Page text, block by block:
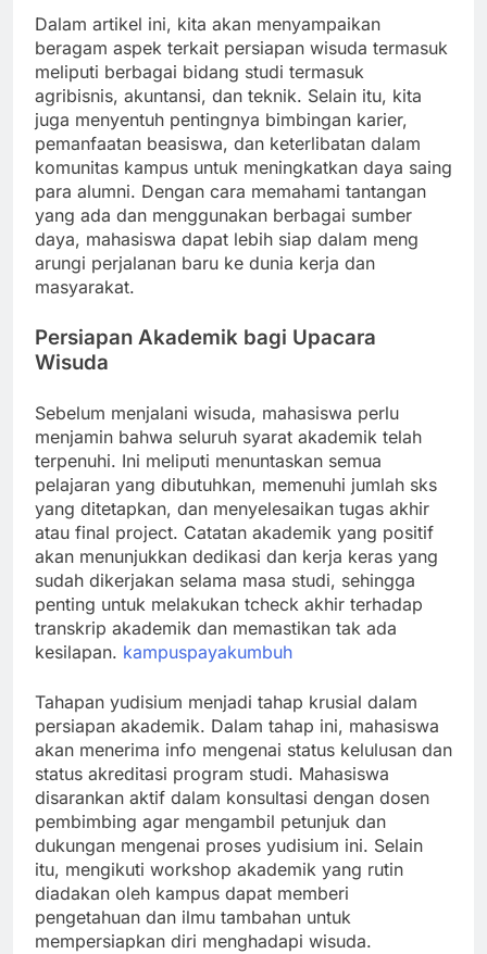
Dalam artikel ini, kita akan menyampaikan
beragam aspek terkait persiapan wisuda termasuk
meliputi berbagai bidang studi termasuk
agribisnis, akuntansi, dan teknik. Selain itu, kita
juga menyentuh pentingnya bimbingan karier,
pemanfaatan beasiswa, dan keterlibatan dalam
komunitas kampus untuk meningkatkan daya saing
para alumni. Dengan cara memahami tantangan
yang ada dan menggunakan berbagai sumber
daya, mahasiswa dapat lebih siap dalam meng
arungi perjalanan baru ke dunia kerja dan
masyarakat.
Persiapan Akademik bagi Upacara
Wisuda
Sebelum menjalani wisuda, mahasiswa perlu
menjamin bahwa seluruh syarat akademik telah
terpenuhi. Ini meliputi menuntaskan semua
pelajaran yang dibutuhkan, memenuhi jumlah sks
yang ditetapkan, dan menyelesaikan tugas akhir
atau final project. Catatan akademik yang positif
akan menunjukkan dedikasi dan kerja keras yang
sudah dikerjakan selama masa studi, sehingga
penting untuk melakukan tcheck akhir terhadap
transkrip akademik dan memastikan tak ada
kesilapan. kampuspayakumbuh
Tahapan yudisium menjadi tahap krusial dalam
persiapan akademik. Dalam tahap ini, mahasiswa
akan menerima info mengenai status kelulusan dan
status akreditasi program studi. Mahasiswa
disarankan aktif dalam konsultasi dengan dosen
pembimbing agar mengambil petunjuk dan
dukungan mengenai proses yudisium ini. Selain
itu, mengikuti workshop akademik yang rutin
diadakan oleh kampus dapat memberi
pengetahuan dan ilmu tambahan untuk
mempersiapkan diri menghadapi wisuda.